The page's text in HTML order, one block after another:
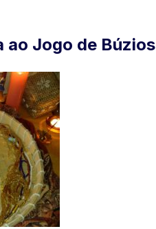
ao Jogo de Búzios